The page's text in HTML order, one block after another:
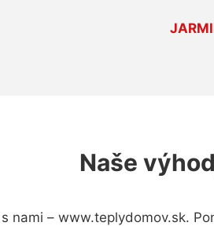
Naše
nami – www.teplydomov.sk.